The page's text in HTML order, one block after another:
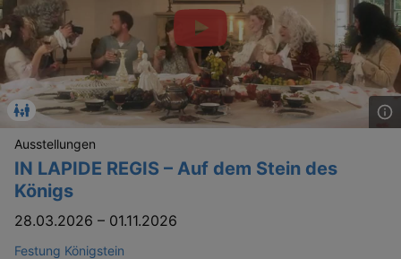
Ausstellungen
IN LAPIDE REGIS – Auf dem Stein des
Königs
28.03.2026 – 01.11.2026
Festung Königstein